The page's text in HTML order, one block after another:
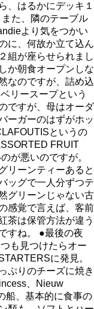
、はるかにデッキ１
た、隣のテーブル
より気をつかい
に、何故か立て込ん
組が座らせられまし
か朝食オープンしな
なのですが、詰め込
リースープという
ですが、母はオーダ
ーガーのはずがホッ
というの
FRUIT
が悪いのですが。
リーンティーあると
ッグで一人分ずつテ
グリーンじゃない古
感覚で言えば、客前
茶は保管方法が違う
すね。 ●最後の夜
も見つけたらオー
に発見。
ぷりのチーズに焼き
、Nieuw
船、基本的に食事の